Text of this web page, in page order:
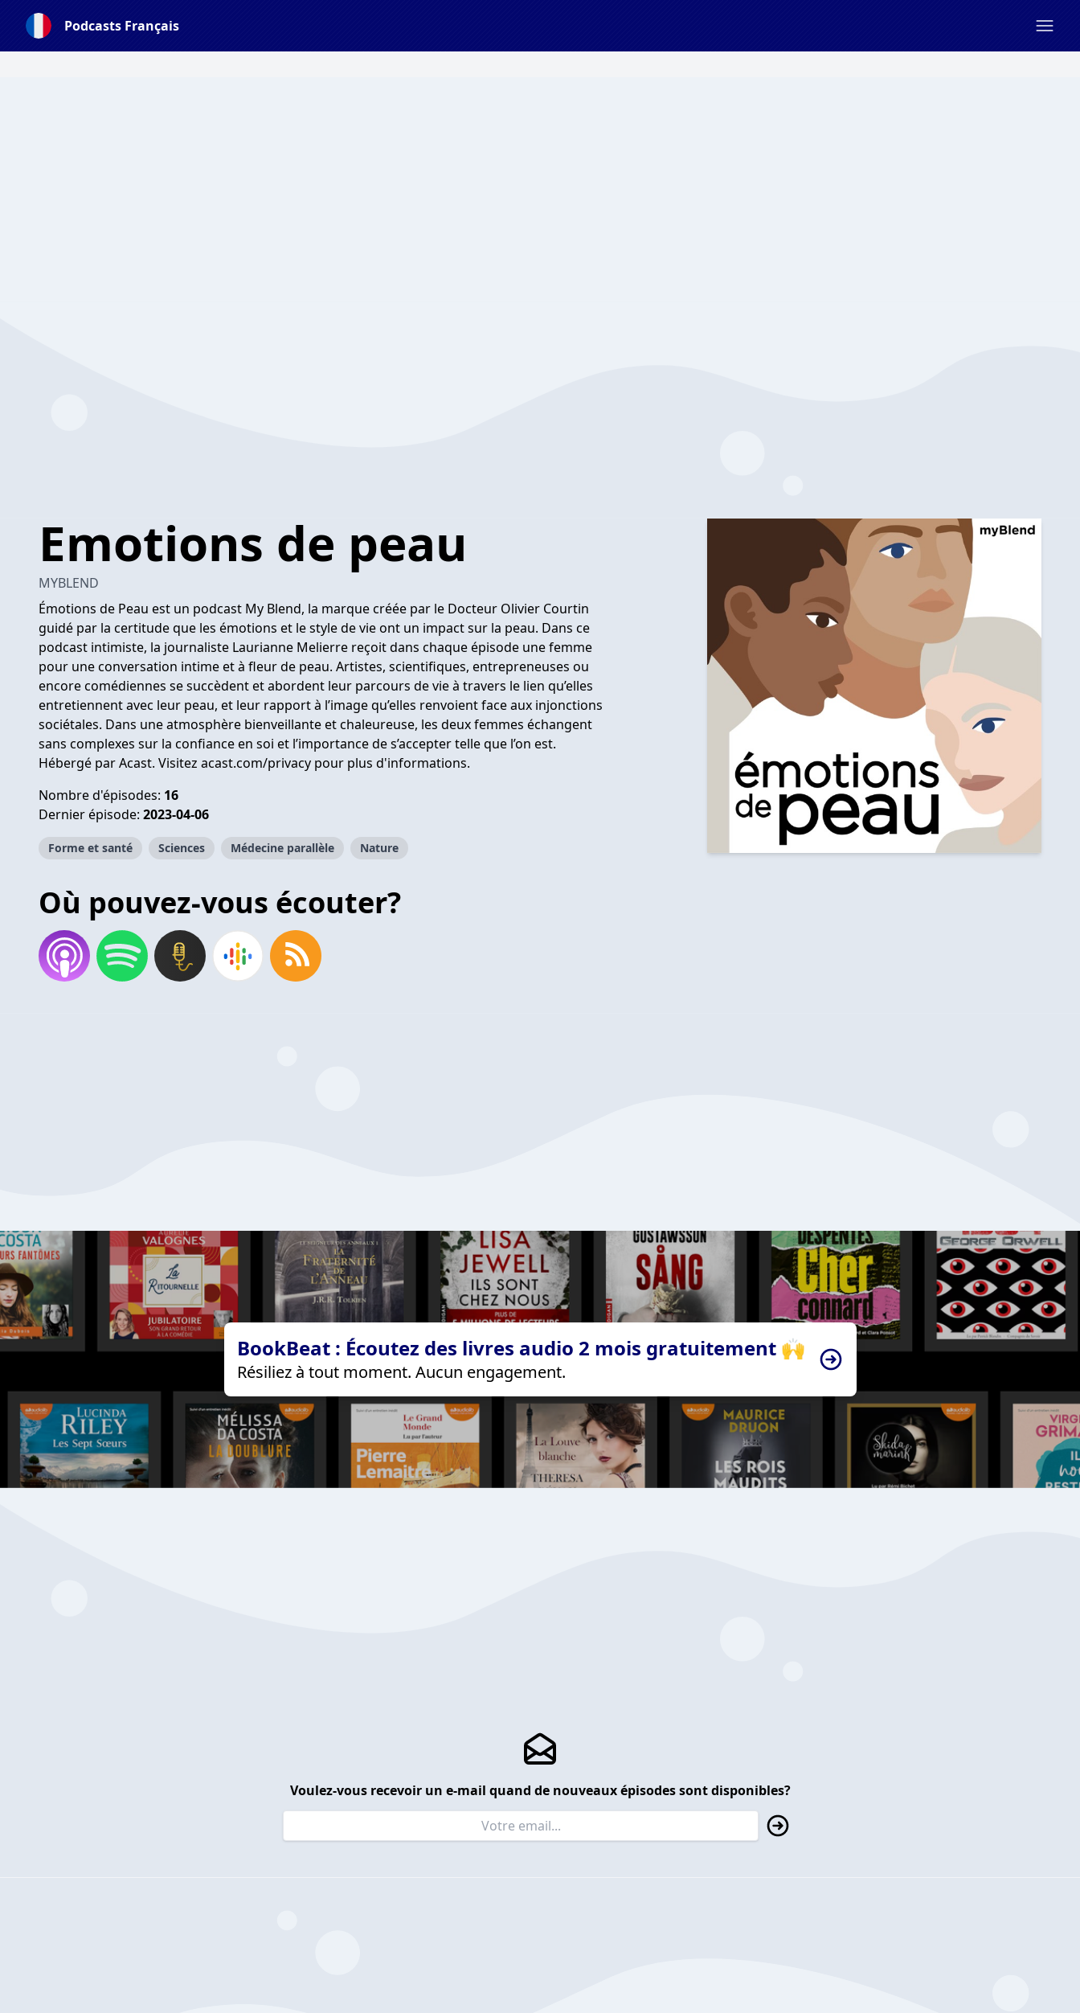
Podcasts Français
Emotions de peau
MYBLEND
Émotions de Peau est un podcast My Blend, la marque créée par le Docteur Olivier Courtin
guidé par la certitude que les émotions et le style de vie ont un impact sur la peau. Dans ce
podcast intimiste, la journaliste Laurianne Melierre reçoit dans chaque épisode une femme
pour une conversation intime et à fleur de peau. Artistes, scientifiques, entrepreneuses ou
encore comédiennes se succèdent et abordent leur parcours de vie à travers le lien qu’elles
entretiennent avec leur peau, et leur rapport à l’image qu’elles renvoient face aux injonctions
sociétales. Dans une atmosphère bienveillante et chaleureuse, les deux femmes échangent
sans complexes sur la confiance en soi et l’importance de s’accepter telle que l’on est.
Hébergé par Acast. Visitez acast.com/privacy pour plus d'informations.
Nombre d'épisodes: 16
Dernier épisode: 2023-04-06
Forme et santé Sciences Médecine parallèle Nature
Où pouvez-vous écouter?
BookBeat : Écoutez des livres audio 2 mois gratuitement 🙌
Résiliez à tout moment. Aucun engagement.
Voulez-vous recevoir un e-mail quand de nouveaux épisodes sont disponibles?